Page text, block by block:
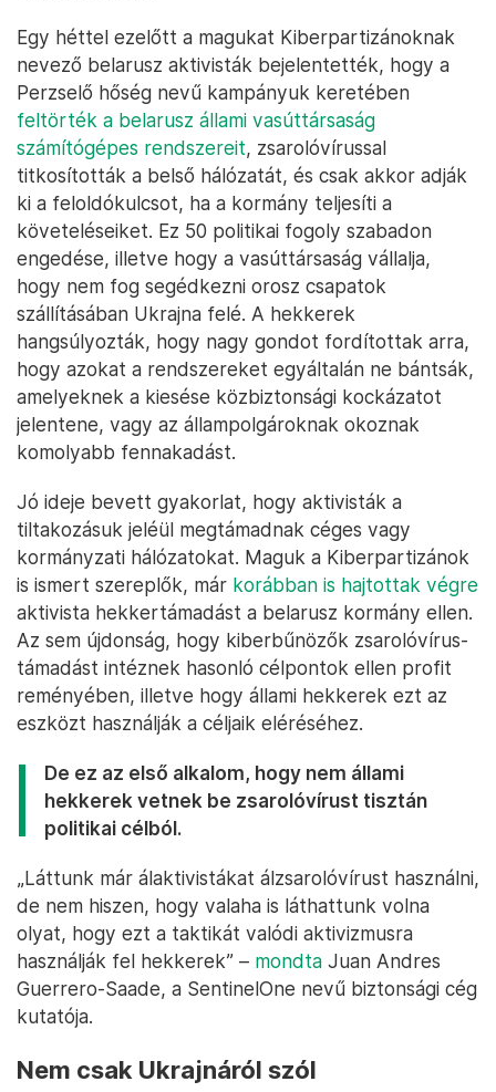
Egy héttel ezelőtt a magukat Kiberpartizánoknak
nevező belarusz aktivisták bejelentették, hogy a
Perzselő hőség nevű kampányuk keretében
feltörték a belarusz állami vasúttársaság
számítógépes rendszereit, zsarolóvírussal
titkosították a belső hálózatát, és csak akkor adják
ki a feloldókulcsot, ha a kormány teljesíti a
követeléseiket. Ez 50 politikai fogoly szabadon
engedése, illetve hogy a vasúttársaság vállalja,
hogy nem fog segédkezni orosz csapatok
szállításában Ukrajna felé. A hekkerek
hangsúlyozták, hogy nagy gondot fordítottak arra,
hogy azokat a rendszereket egyáltalán ne bántsák,
amelyeknek a kiesése közbiztonsági kockázatot
jelentene, vagy az állampolgároknak okoznak
komolyabb fennakadást.
Jó ideje bevett gyakorlat, hogy aktivisták a
tiltakozásuk jeléül megtámadnak céges vagy
kormányzati hálózatokat. Maguk a Kiberpartizánok
is ismert szereplők, már korábban is hajtottak végre
aktivista hekkertámadást a belarusz kormány ellen.
Az sem újdonság, hogy kiberbűnözők zsarolóvírus-
támadást intéznek hasonló célpontok ellen profit
reményében, illetve hogy állami hekkerek ezt az
eszközt használják a céljaik eléréséhez.
De ez az első alkalom, hogy nem állami
hekkerek vetnek be zsarolóvírust tisztán
politikai célból.
„Láttunk már álaktivistákat álzsarolóvírust használni,
de nem hiszen, hogy valaha is láthattunk volna
olyat, hogy ezt a taktikát valódi aktivizmusra
használják fel hekkerek” – mondta Juan Andres
Guerrero-Saade, a SentinelOne nevű biztonsági cég
kutatója.
Nem csak Ukrajnáról szól